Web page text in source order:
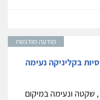
מודעה מודגשת
בקליניקה נעימה
, שקטה ונעימה במיקום